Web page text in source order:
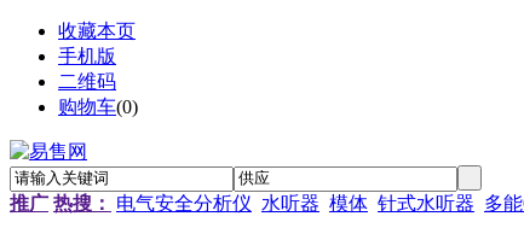
收藏本页
手机版
二维码
购物车(0)
推广 热搜： 电气安全分析仪 水听器 模体 针式水听器 多